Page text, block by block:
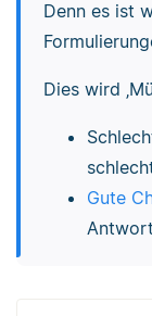
Denn es ist
Dies wird
Gute